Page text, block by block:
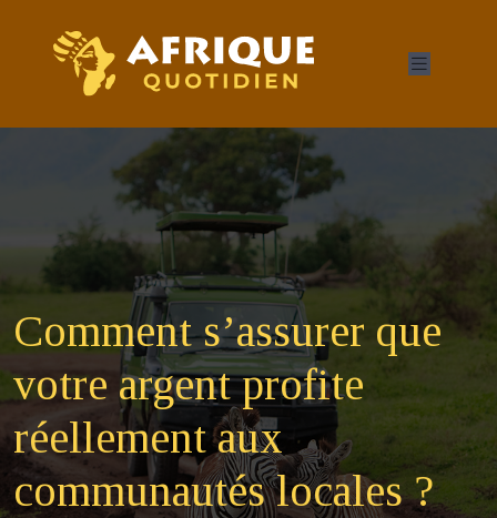
Comment s’assurer que
votre argent profite
réellement aux
communautés locales ?